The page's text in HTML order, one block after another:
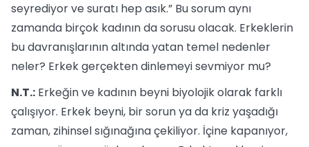
seyrediyor ve suratı hep asık.” Bu sorum aynı
zamanda birçok kadının da sorusu olacak. Erkeklerin
bu davranışlarının altında yatan temel nedenler
neler? Erkek gerçekten dinlemeyi sevmiyor mu?
N.T.: Erkeğin ve kadının beyni biyolojik olarak farklı
çalışıyor. Erkek beyni, bir sorun ya da kriz yaşadığı
zaman, zihinsel sığınağına çekiliyor. İçine kapanıyor,